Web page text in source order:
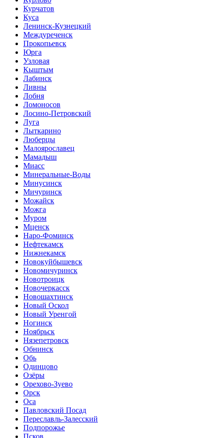
Курчатов
Куса
Ленинск-Кузнецкий
Междуреченск
Прокопьевск
Юрга
Узловая
Кыштым
Лабинск
Ливны
Лобня
Ломоносов
Лосино-Петровский
Луга
Лыткарино
Люберцы
Малоярославец
Мамадыш
Миасс
Минеральные-Воды
Минусинск
Мичуринск
Можайск
Можга
Муром
Мценск
Наро-Фоминск
Нефтекамск
Нижнекамск
Новокуйбышевск
Новомичуринск
Новотроицк
Новочеркасск
Новошахтинск
Новый Оскол
Новый Уренгой
Ногинск
Ноябрьск
Нязепетровск
Обнинск
Обь
Одинцово
Озёры
Орехово-Зуево
Орск
Оса
Павловский Посад
Переславль-Залесский
Подпорожье
Псков